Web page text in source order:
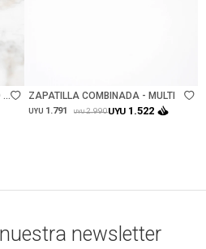
-
ZAPATILLA COMBINADA - MULTI
UYU 1.791 UYU 2.990UYU 1.522
newsletter